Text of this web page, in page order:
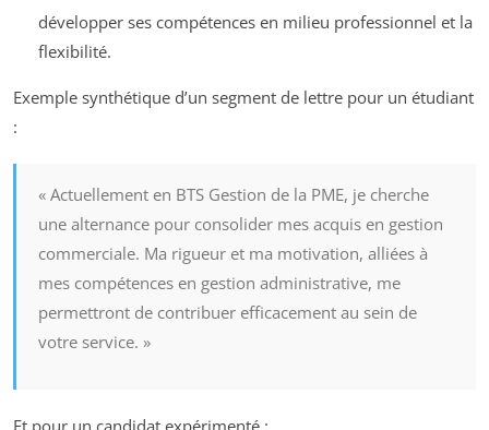
développer ses compétences en milieu professionnel et la
flexibilité.
Exemple synthétique d’un segment de lettre pour un étudiant
:
« Actuellement en BTS Gestion de la PME, je cherche
une alternance pour consolider mes acquis en gestion
commerciale. Ma rigueur et ma motivation, alliées à
mes compétences en gestion administrative, me
permettront de contribuer efficacement au sein de
votre service. »